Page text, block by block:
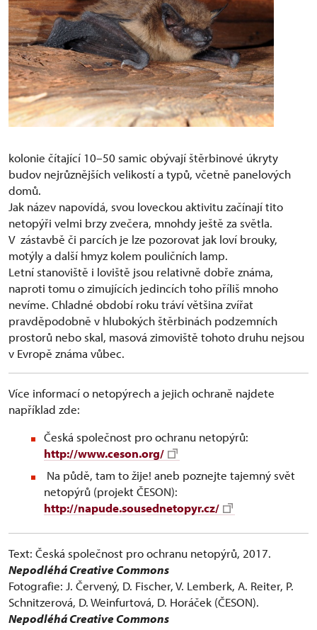
kolonie čítající 10–50 samic obývají štěrbinové úkryty
budov nejrůznějších velikostí a typů, včetně panelových
domů.
Jak název napovídá, svou loveckou aktivitu začínají tito
netopýři velmi brzy zvečera, mnohdy ještě za světla.
V zástavbě či parcích je lze pozorovat jak loví brouky,
motýly a další hmyz kolem pouličních lamp.
Letní stanoviště i loviště jsou relativně dobře známa,
naproti tomu o zimujících jedincích toho příliš mnoho
nevíme. Chladné období roku tráví většina zvířat
pravděpodobně v hlubokých štěrbinách podzemních
prostorů nebo skal, masová zimoviště tohoto druhu nejsou
v Evropě známa vůbec.
Více informací o netopýrech a jejich ochraně najdete
například zde:
Česká společnost pro ochranu netopýrů:
http://www.ceson.org/
Na půdě, tam to žije! aneb poznejte tajemný svět
netopýrů (projekt ČESON):
http://napude.sousednetopyr.cz/
Text: Česká společnost pro ochranu netopýrů, 2017.
Nepodléhá Creative Commons
Fotografie: J. Červený, D. Fischer, V. Lemberk, A. Reiter, P.
Schnitzerová, D. Weinfurtová, D. Horáček (ČESON).
Nepodléhá Creative Commons